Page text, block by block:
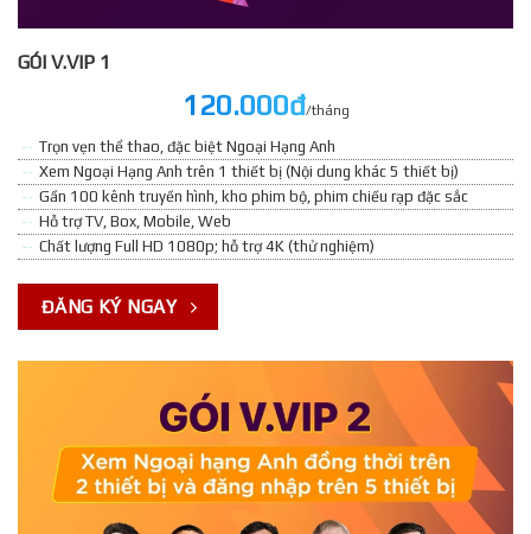
GÓI V.VIP 1
120.000đ/tháng
Trọn vẹn thể thao, đặc biệt Ngoại Hạng Anh
Xem Ngoại Hạng Anh trên 1 thiết bị (Nội dung khác 5 thiết bị)
Gần 100 kênh truyền hình, kho phim bộ, phim chiếu rạp đặc sắc
Hỗ trợ TV, Box, Mobile, Web
Chất lượng Full HD 1080p; hỗ trợ 4K (thử nghiệm)
ĐĂNG KÝ NGAY